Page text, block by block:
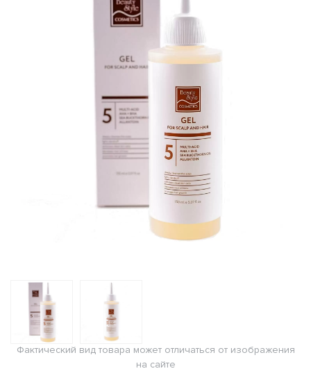
Фактический вид товара может отличаться от изображения
на сайте